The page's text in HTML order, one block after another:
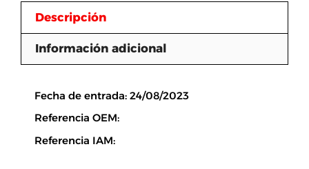
Descripción
Información adicional
Fecha de entrada: 24/08/2023
Referencia OEM:
Referencia IAM: